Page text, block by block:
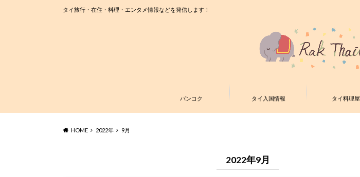
タイ旅行・在住・料理・エンタメ情報などを発信します！
バンコク タイ入国情報 タイ料理屋
HOME 2022年 9月
2022年9月